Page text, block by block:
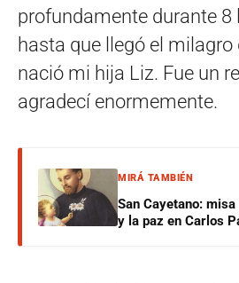
profundamente durante 8
hasta que llegó el milagro
nació mi hija Liz. Fue un
agradecí enormemente.
MIRÁ TAMBIÉN
San Cayetano:
y la paz en Carlos